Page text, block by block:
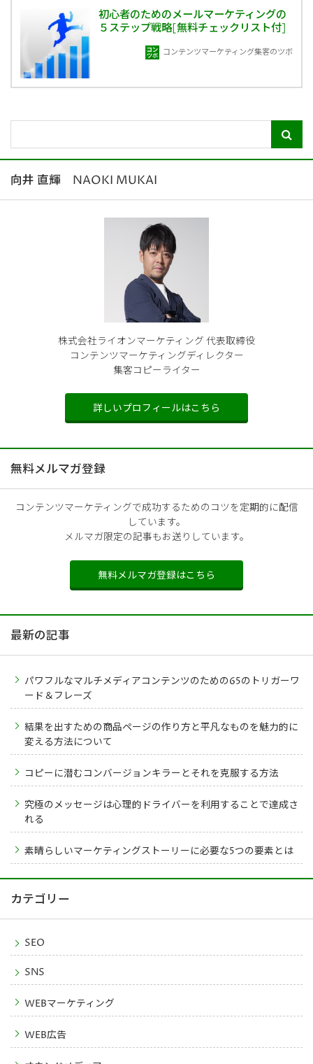
初心者のためのメールマーケティングの
５ステップ戦略[無料チェックリスト付]
コンテンツマーケティング集客のツボ
向井 直輝 NAOKI MUKAI
株式会社ライオンマーケティング 代表取締役
コンテンツマーケティングディレクター
集客コピーライター
詳しいプロフィールはこちら
無料メルマガ登録
コンテンツマーケティングで成功するためのコツを定期的に配信
しています。
メルマガ限定の記事もお送りしています。
無料メルマガ登録はこちら
最新の記事
パワフルなマルチメディアコンテンツのための65のトリガーワ
ード＆フレーズ
結果を出すための商品ページの作り方と平凡なものを魅力的に
変える方法について
コピーに潜むコンバージョンキラーとそれを克服する方法
究極のメッセージは心理的ドライバーを利用することで達成さ
れる
素晴らしいマーケティングストーリーに必要な5つの要素とは
カテゴリー
SEO
SNS
WEBマーケティング
WEB広告